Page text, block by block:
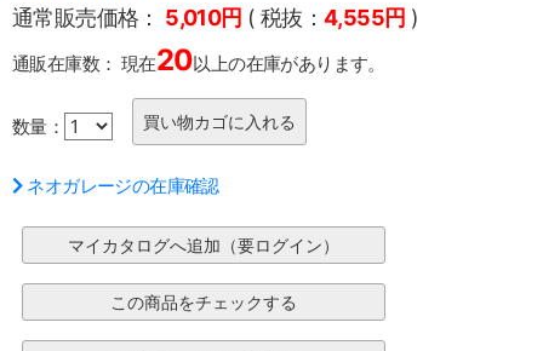
通常販売価格： 5,010円 ( 税抜：4,555円 )
通販在庫数： 現在20以上の在庫があります。
数量：
ネオガレージの在庫確認